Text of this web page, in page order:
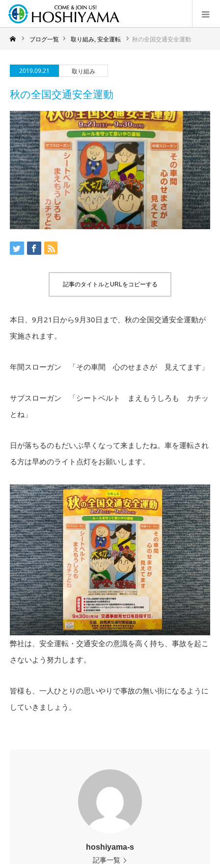
ブログ一覧 取り組み,安全運転 秋の全国交通安全運動
2019.09.21 取り組み
秋の全国交通安全運動
記事のタイトルとURLをコピーする
本日、9月21日から9月30日まで、秋の全国交通安全運動が
実施されます。
年間スローガン 「その車間 心のせまさが 見えてます」
サブスローガン 「シートベルト まえもうしろも カチッ
とね」
日が落ちるのもだいぶ早くなって来ましたね。車を運転され
る方は早めのライト点灯をお願いします。
弊社は、安全運転・交通安全の意識を高く持ち、事故を起こ
さないよう努力します。
皆様も、一人ひとりの思いやりで事故の無い街になるように
していきましょう。
hoshiyama-s
記事一覧